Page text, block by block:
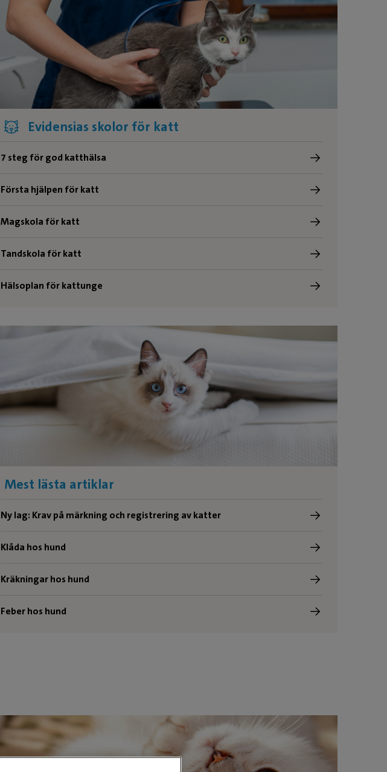
Evidensias skolor för katt
7 steg för god katthälsa
Första hjälpen för katt
Magskola för katt
Tandskola för katt
Hälsoplan för kattunge
Mest lästa artiklar
Ny lag: Krav på märkning och registrering av katter
Klåda hos hund
Kräkningar hos hund
Feber hos hund